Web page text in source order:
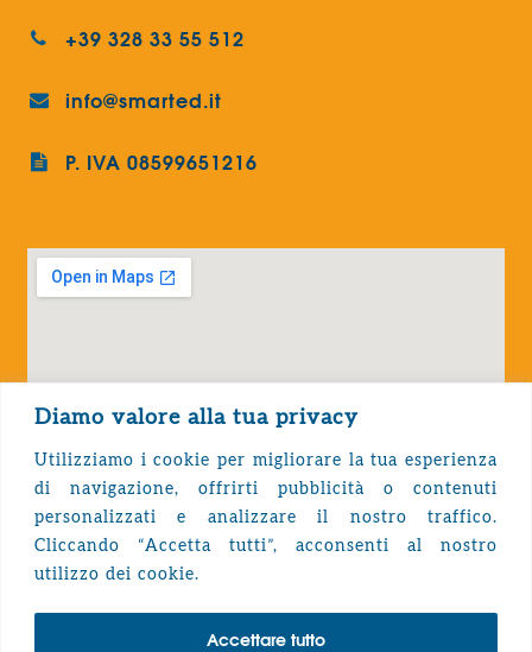
Diamo valore alla tua privacy
Utilizziamo i cookie per migliorare la tua esperienza
di navigazione, offrirti pubblicità o contenuti
personalizzati e analizzare il nostro traffico.
Cliccando “Accetta tutti”, acconsenti al nostro
utilizzo dei cookie.
Accettare tutto
+39 328 33 55 512
info@smarted.it
P. IVA 08599651216
Privacy Policy